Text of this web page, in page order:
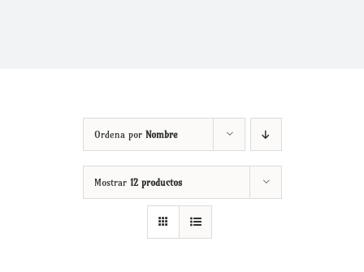
Ordena por Nombre
Mostrar 12 productos